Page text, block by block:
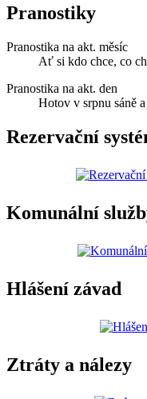
Pranostiky
Pranostika na akt. měsíc
Ať si kdo chce, co
Pranostika na akt. den
Hotov v srpnu sáně
Rezervační
Komunální
Hlášení závad
Ztráty a nálezy